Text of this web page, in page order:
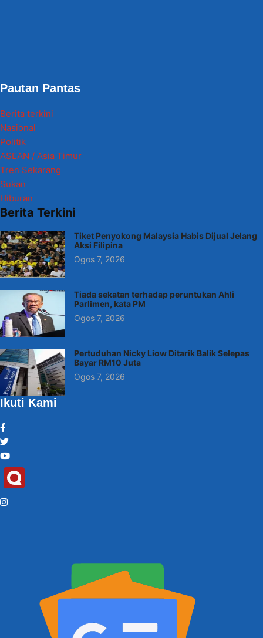
Pautan Pantas
Berita terkini
Nasional
Politik
ASEAN / Asia Timur
Tren Sekarang
Sukan
Hiburan
Berita Terkini
Tiket Penyokong Malaysia Habis Dijual Jelang
Aksi Filipina
Ogos 7, 2026
Tiada sekatan terhadap peruntukan Ahli
Parlimen, kata PM
Ogos 7, 2026
Pertuduhan Nicky Liow Ditarik Balik Selepas
Bayar RM10 Juta
Ogos 7, 2026
Ikuti Kami